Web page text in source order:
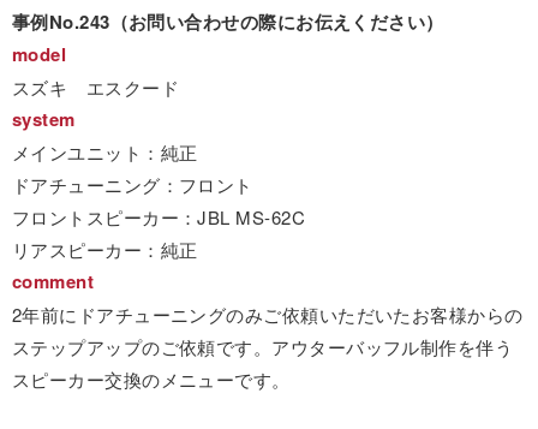
事例No.243（お問い合わせの際にお伝えください）
model
スズキ エスクード
system
メインユニット：純正
ドアチューニング：フロント
フロントスピーカー：JBL MS-62C
リアスピーカー：純正
comment
2年前にドアチューニングのみご依頼いただいたお客様からの
ステップアップのご依頼です。アウターバッフル制作を伴う
スピーカー交換のメニューです。